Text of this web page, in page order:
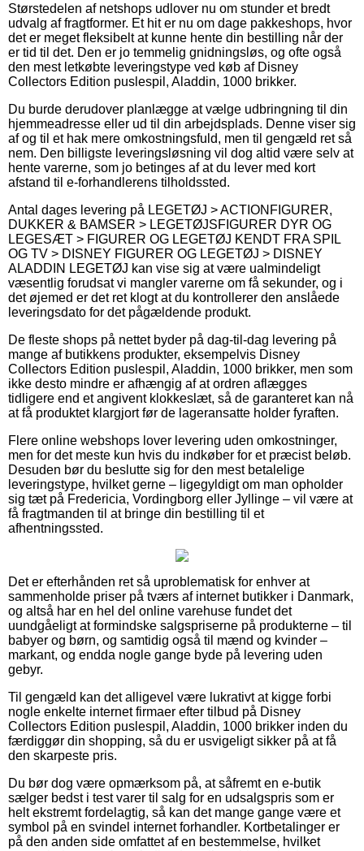
Størstedelen af netshops udlover nu om stunder et bredt
udvalg af fragtformer. Et hit er nu om dage pakkeshops, hvor
det er meget fleksibelt at kunne hente din bestilling når der
er tid til det. Den er jo temmelig gnidningsløs, og ofte også
den mest letkøbte leveringstype ved køb af Disney
Collectors Edition puslespil, Aladdin, 1000 brikker.
Du burde derudover planlægge at vælge udbringning til din
hjemmeadresse eller ud til din arbejdsplads. Denne viser sig
af og til et hak mere omkostningsfuld, men til gengæld ret så
nem. Den billigste leveringsløsning vil dog altid være selv at
hente varerne, som jo betinges af at du lever med kort
afstand til e-forhandlerens tilholdssted.
Antal dages levering på LEGETØJ > ACTIONFIGURER,
DUKKER & BAMSER > LEGETØJSFIGURER DYR OG
LEGESÆT > FIGURER OG LEGETØJ KENDT FRA SPIL
OG TV > DISNEY FIGURER OG LEGETØJ > DISNEY
ALADDIN LEGETØJ kan vise sig at være ualmindeligt
væsentlig forudsat vi mangler varerne om få sekunder, og i
det øjemed er det ret klogt at du kontrollerer den anslåede
leveringsdato for det pågældende produkt.
De fleste shops på nettet byder på dag-til-dag levering på
mange af butikkens produkter, eksempelvis Disney
Collectors Edition puslespil, Aladdin, 1000 brikker, men som
ikke desto mindre er afhængig af at ordren aflægges
tidligere end et angivent klokkeslæt, så de garanteret kan nå
at få produktet klargjort før de lageransatte holder fyraften.
Flere online webshops lover levering uden omkostninger,
men for det meste kun hvis du indkøber for et præcist beløb.
Desuden bør du beslutte sig for den mest betalelige
leveringstype, hvilket gerne – ligegyldigt om man opholder
sig tæt på Fredericia, Vordingborg eller Jyllinge – vil være at
få fragtmanden til at bringe din bestilling til et
afhentningssted.
Det er efterhånden ret så uproblematisk for enhver at
sammenholde priser på tværs af internet butikker i Danmark,
og altså har en hel del online varehuse fundet det
uundgåeligt at formindske salgspriserne på produkterne – til
babyer og børn, og samtidig også til mænd og kvinder –
markant, og endda nogle gange byde på levering uden
gebyr.
Til gengæld kan det alligevel være lukrativt at kigge forbi
nogle enkelte internet firmaer efter tilbud på Disney
Collectors Edition puslespil, Aladdin, 1000 brikker inden du
færdiggør din shopping, så du er usvigeligt sikker på at få
den skarpeste pris.
Du bør dog være opmærksom på, at såfremt en e-butik
sælger bedst i test varer til salg for en udsalgspris som er
helt ekstremt fordelagtig, så kan det mange gange være et
symbol på en svindel internet forhandler. Kortbetalinger er
på den anden side omfattet af en bestemmelse, hvilket